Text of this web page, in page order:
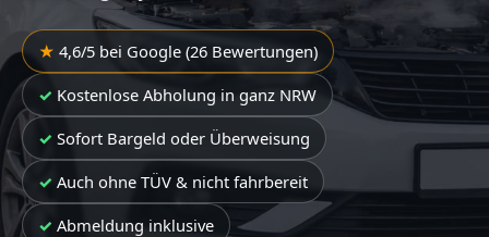
4,6/5 bei Google (26 Bewertungen)
Kostenlose Abholung in ganz NRW
Sofort Bargeld oder Überweisung
Auch ohne TÜV & nicht fahrbereit
Abmeldung inklusive